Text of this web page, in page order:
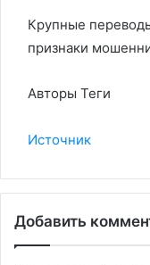
Крупные
признаки
Авторы Теги
Источник
Добавить